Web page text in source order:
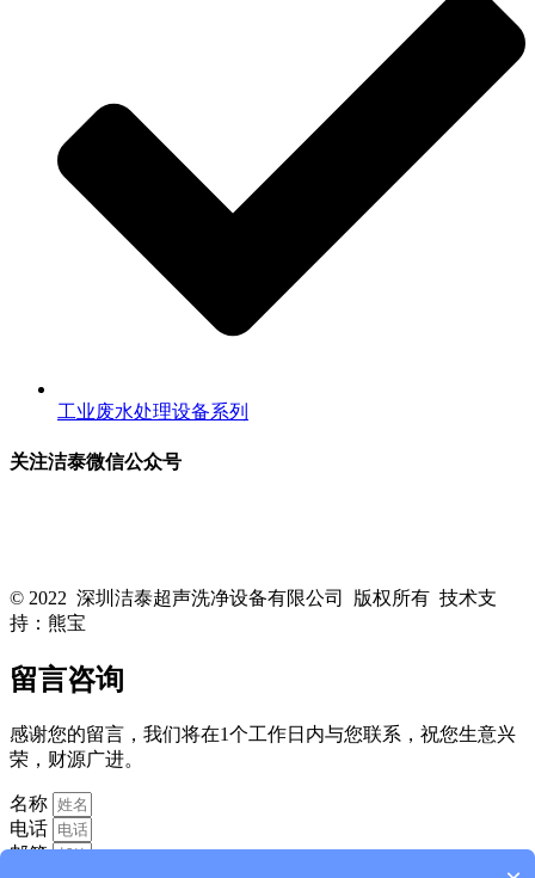
工业废水处理设备系列
关注洁泰微信公众号
© 2022 深圳洁泰超声洗净设备有限公司 版权所有 技术支
持：熊宝
留言咨询
感谢您的留言，我们将在1个工作日内与您联系，祝您生意兴
荣，财源广进。
名称
电话
邮箱